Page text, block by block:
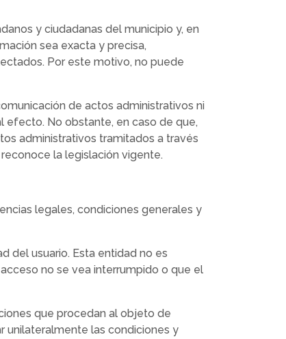
y ciudadanas del municipio y, en
sea exacta y precisa,
Por este motivo, no puede
de actos administrativos ni
efecto. No obstante, en caso de que,
administrativos tramitados a través
la legislación vigente.
legales, condiciones generales y
del usuario. Esta entidad no es
no se vea interrumpido o que el
que procedan al objeto de
unilateralmente las condiciones y